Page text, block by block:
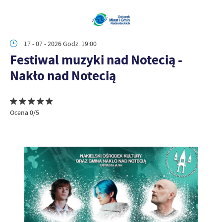
17 - 07 - 2026 Godz. 19:00
Festiwal muzyki nad Notecią -
Nakło nad Notecią
Ocena 0/5